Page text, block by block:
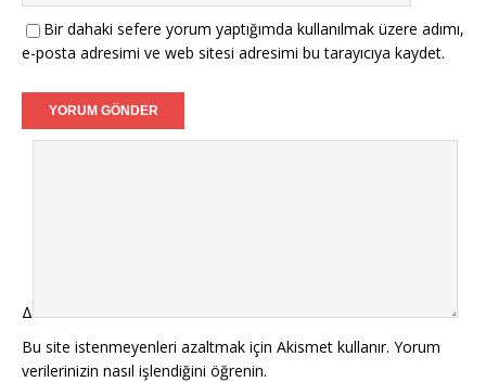
Bir dahaki sefere yorum yaptığımda kullanılmak üzere adımı,
e-posta adresimi ve web sitesi adresimi bu tarayıcıya kaydet.
Δ
Bu site istenmeyenleri azaltmak için Akismet kullanır. Yorum
verilerinizin nasıl işlendiğini öğrenin.